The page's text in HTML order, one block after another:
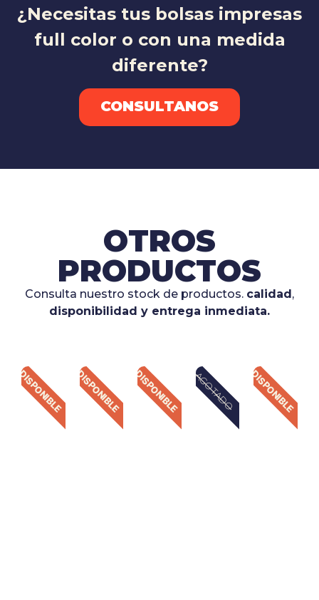
¿Necesitas tus bolsas impresas
full color o con una medida
diferente?
CONSULTANOS
OTROS
PRODUCTOS
Consulta nuestro stock de productos. calidad ,
disponibilidad y entrega inmediata.
DISPONIBLE DISPONIBLE DISPONIBLE AGOTADO DISPONIBLE